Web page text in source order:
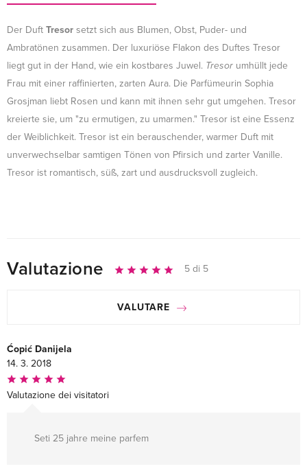
Der Duft Tresor setzt sich aus Blumen, Obst, Puder- und
Ambratönen zusammen. Der luxuriöse Flakon des Duftes Tresor
liegt gut in der Hand, wie ein kostbares Juwel. Tresor umhüllt jede
Frau mit einer raffinierten, zarten Aura. Die Parfümeurin Sophia
Grosjman liebt Rosen und kann mit ihnen sehr gut umgehen. Tresor
kreierte sie, um "zu ermutigen, zu umarmen." Tresor ist eine Essenz
der Weiblichkeit. Tresor ist ein berauschender, warmer Duft mit
unverwechselbar samtigen Tönen von Pfirsich und zarter Vanille.
Tresor ist romantisch, süß, zart und ausdrucksvoll zugleich.
Valutazione 5 di 5
VALUTARE
Ćopić Danijela
14. 3. 2018
Valutazione dei visitatori
Seti 25 jahre meine parfem